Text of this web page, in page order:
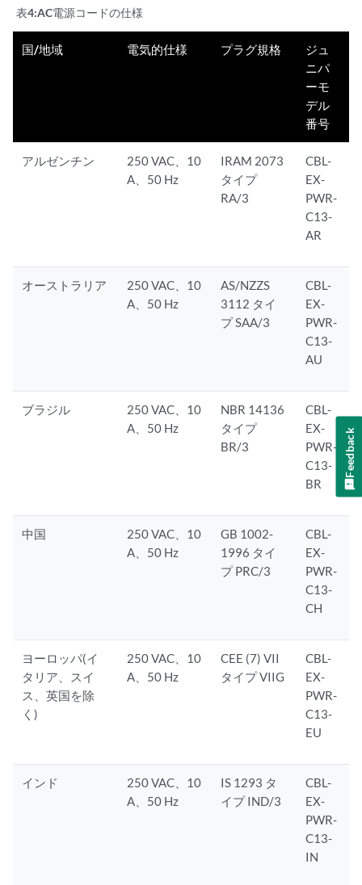
表4:AC電源コードの仕様
国/地域 電気的仕様 プラグ規格
ジュ
ニパ
ーモ
デル
番号
アルゼンチン
250 VAC、10
A、50 Hz
IRAM 2073
タイプ
RA/3
CBL-
EX-
PWR-
C13-
AR
オーストラリア
250 VAC、10
A、50 Hz
AS/NZZS
3112 タイ
プ SAA/3
CBL-
EX-
PWR-
C13-
AU
ブラジル
250 VAC、10
A、50 Hz
NBR 14136
タイプ
BR/3
CBL-
EX-
PWR-
C13-
BR
中国
250 VAC、10
A、50 Hz
GB 1002-
1996 タイ
プ PRC/3
CBL-
EX-
PWR-
C13-
CH
ヨーロッパ(イ
タリア、スイ
ス、英国を除
く)
250 VAC、10
A、50 Hz
CEE (7) VII
タイプ VIIG
CBL-
EX-
PWR-
C13-
EU
インド
250 VAC、10
A、50 Hz
IS 1293 タ
イプ IND/3
CBL-
EX-
PWR-
C13-
IN
Feedback